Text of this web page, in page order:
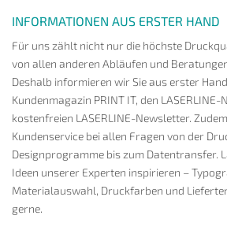
INFORMATIONEN AUS ERSTER HAND
Für uns zählt nicht nur die höchste
von allen anderen Abläufen und
Deshalb informieren wir Sie aus erster
Kundenmagazin PRINT IT, den
kostenfreien LASERLINE-Newsletter.
Kundenservice bei allen Fragen von der
Designprogramme bis zum Datentransfer.
Ideen unserer Experten inspirieren –
Materialauswahl, Druckfarben und
gerne.